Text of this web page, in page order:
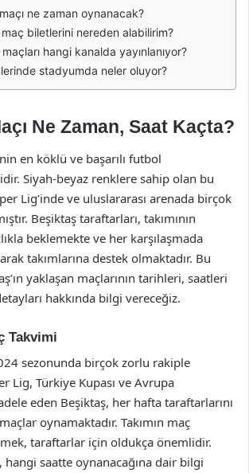
ne zaman oynanacak?
biletlerini nereden alabilirim?
hangi kanalda yayınlanıyor?
stadyumda neler oluyor?
Ne Zaman, Saat Kaçta?
en köklü ve başarılı futbol
Siyah-beyaz renklere sahip olan bu
Lig’inde ve uluslararası arenada birçok
Beşiktaş taraftarları, takımının
beklemekte ve her karşılaşmada
takımlarına destek olmaktadır. Bu
yaklaşan maçlarının tarihleri, saatleri
hakkında bilgi vereceğiz.
Takvimi
sezonunda birçok zorlu rakiple
Lig, Türkiye Kupası ve Avrupa
eden Beşiktaş, her hafta taraftarlarını
oynamaktadır. Takımın maç
taraftarlar için oldukça önemlidir.
saatte oynanacağına dair bilgi